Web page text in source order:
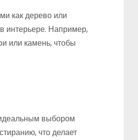
как дерево или
интерьере. Например,
или камень, чтобы
идеальным выбором
что делает